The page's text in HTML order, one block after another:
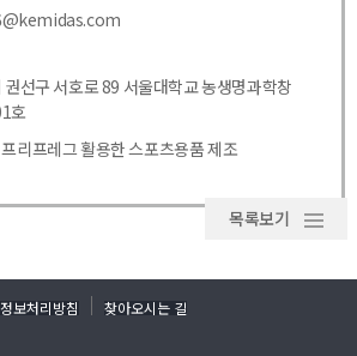
권선구 서호로 89 서울대학교 농생명과학창
호
리프레그 활용한 스포츠용품 제조
목록보기
보처리방침 찾아오시는 길